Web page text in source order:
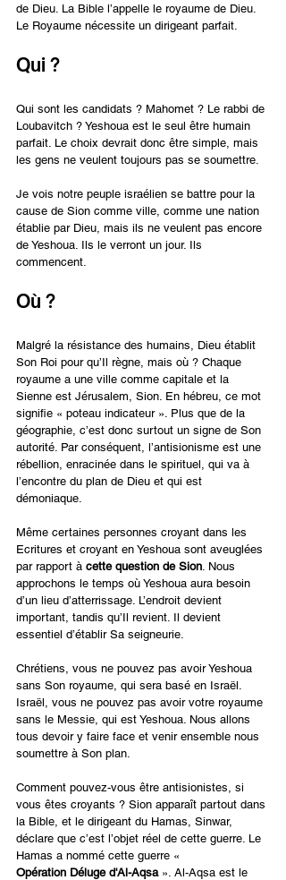
de Dieu. La Bible l’appelle le royaume de Dieu.
Le Royaume nécessite un dirigeant parfait.
Qui ?
Qui sont les candidats ? Mahomet ? Le rabbi de
Loubavitch ? Yeshoua est le seul être humain
parfait. Le choix devrait donc être simple, mais
les gens ne veulent toujours pas se soumettre.
Je vois notre peuple israélien se battre pour la
cause de Sion comme ville, comme une nation
établie par Dieu, mais ils ne veulent pas encore
de Yeshoua. Ils le verront un jour. Ils
commencent.
Où ?
Malgré la résistance des humains, Dieu établit
Son Roi pour qu’Il règne, mais où ? Chaque
royaume a une ville comme capitale et la
Sienne est Jérusalem, Sion. En hébreu, ce mot
signifie « poteau indicateur ». Plus que de la
géographie, c’est donc surtout un signe de Son
autorité. Par conséquent, l’antisionisme est une
rébellion, enracinée dans le spirituel, qui va à
l’encontre du plan de Dieu et qui est
démoniaque.
Même certaines personnes croyant dans les
Ecritures et croyant en Yeshoua sont aveuglées
par rapport à cette question de Sion . Nous
approchons le temps où Yeshoua aura besoin
d’un lieu d’atterrissage. L’endroit devient
important, tandis qu’Il revient. Il devient
essentiel d’établir Sa seigneurie.
Chrétiens, vous ne pouvez pas avoir Yeshoua
sans Son royaume, qui sera basé en Israël.
Israël, vous ne pouvez pas avoir votre royaume
sans le Messie, qui est Yeshoua. Nous allons
tous devoir y faire face et venir ensemble nous
soumettre à Son plan.
Comment pouvez-vous être antisionistes, si
vous êtes croyants ? Sion apparaît partout dans
la Bible, et le dirigeant du Hamas, Sinwar,
déclare que c’est l’objet réel de cette guerre. Le
Hamas a nommé cette guerre «
Opération Déluge d'Al-Aqsa ». Al-Aqsa est le